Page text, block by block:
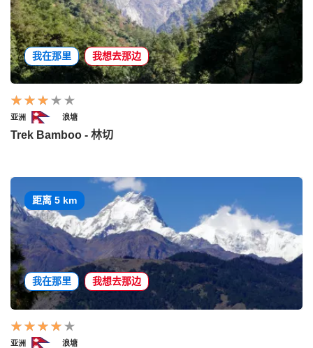
我在那里 我想去那边
亚洲 浪塘
Trek Bamboo - 林切
距离 5 km
我在那里 我想去那边
亚洲 浪塘